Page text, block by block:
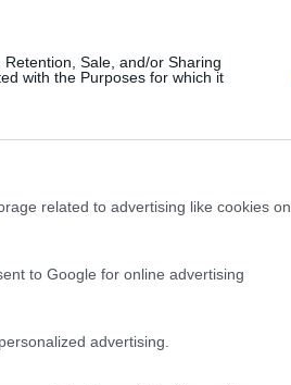
Sale, and/or Sharing
with the Purposes for which it
related to advertising like cookies on
to Google for online advertising
advertising.